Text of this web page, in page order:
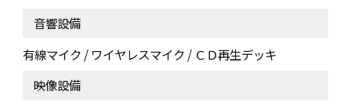
音響設備
有線マイク / ワイヤレスマイク / ＣＤ再生デッキ
映像設備